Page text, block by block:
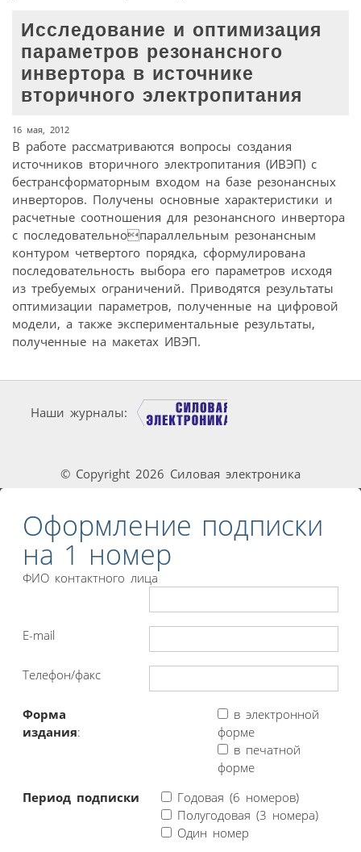
Исследование и оптимизация
параметров резонансного
инвертора в источнике
вторичного электропитания
16 мая, 2012
В работе рассматриваются вопросы создания
источников вторичного электропитания (ИВЭП) с
бестрансформаторным входом на базе резонансных
инверторов. Получены основные характеристики и
расчетные соотношения для резонансного инвертора
с последовательнопараллельным резонансным
контуром четвертого порядка, сформулирована
последовательность выбора его параметров исходя
из требуемых ограничений. Приводятся результаты
оптимизации параметров, полученные на цифровой
модели, а также экспериментальные результаты,
полученные на макетах ИВЭП.
Наши журналы:
© Copyright 2026 Силовая электроника
Оформление подписки
на 1 номер
ФИО контактного лица
E-mail
Телефон/факс
Форма
издания:
в электронной
форме
в печатной
форме
Период подписки
Годовая (6 номеров)
Полугодовая (3 номера)
Один номер